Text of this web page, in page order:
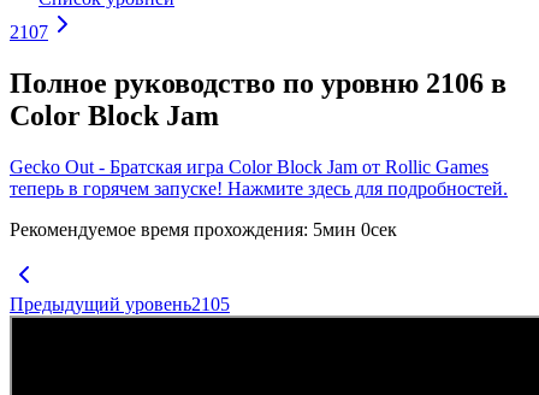
2107
Полное руководство по уровню 2106 в
Color Block Jam
Gecko Out - Братская игра Color Block Jam от Rollic Games
теперь в горячем запуске! Нажмите здесь для подробностей.
Рекомендуемое время прохождения: 5мин 0сек
Предыдущий уровень2105